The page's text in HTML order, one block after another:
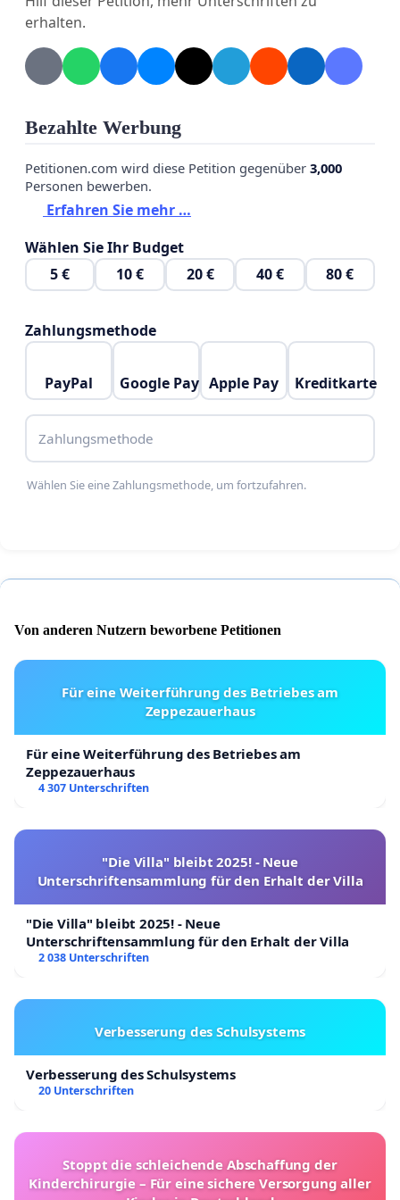
erhalten.
Bezahlte Werbung
Petitionen.com wird diese Petition gegenüber 3,000
Personen bewerben.
Erfahren Sie mehr …
Wählen Sie Ihr Budget
5 €
10 € 20 € 40 € 80 €
Zahlungsmethode
PayPal Google Pay Apple Pay Kreditkarte
Zahlungsmethode
Wählen Sie eine Zahlungsmethode, um fortzufahren.
Von anderen Nutzern beworbene Petitionen
Für eine Weiterführung des Betriebes am
Zeppezauerhaus
Für eine Weiterführung des Betriebes am
Zeppezauerhaus
4 307 Unterschriften
"Die Villa" bleibt 2025! - Neue
Unterschriftensammlung für den Erhalt der Villa
"Die Villa" bleibt 2025! - Neue
Unterschriftensammlung für den Erhalt der Villa
2 038 Unterschriften
Verbesserung des Schulsystems
Verbesserung des Schulsystems
20 Unterschriften
Stoppt die schleichende Abschaffung der
Kinderchirurgie – Für eine sichere Versorgung aller